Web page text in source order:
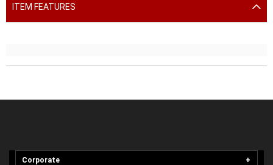
ITEM FEATURES
Corporate